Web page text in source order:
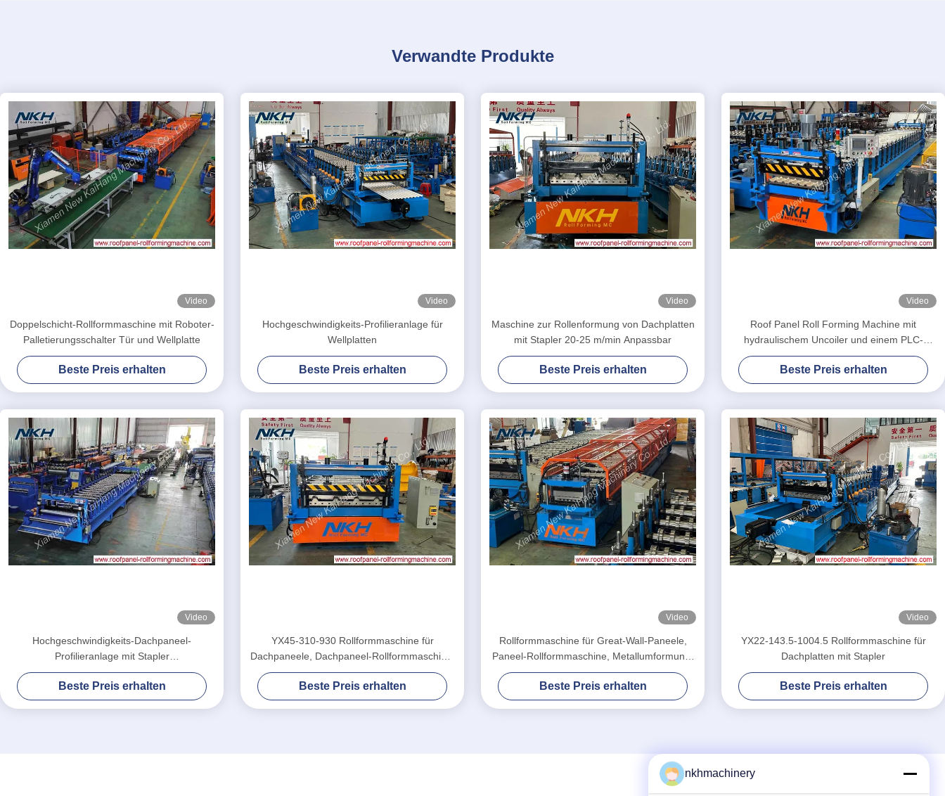
Verwandte Produkte
Video
Doppelschicht-Rollformmaschine mit Roboter-
Palletierungsschalter Tür und Wellplatte
Beste Preis erhalten
Video
Hochgeschwindigkeits-Profilieranlage für
Wellplatten
Beste Preis erhalten
Video
Maschine zur Rollenformung von Dachplatten
mit Stapler 20-25 m/min Anpassbar
Beste Preis erhalten
Video
Roof Panel Roll Forming Machine mit
hydraulischem Uncoiler und einem PLC-
Steuerungssystem für die Herstellung von
Dachplatten
Beste Preis erhalten
Video
Hochgeschwindigkeits-Dachpaneel-
Profilieranlage mit Stapler
Dachherstellungsmaschine
Beste Preis erhalten
YX45-310-930 Rollformmaschine für
Dachpaneele, Dachpaneel-Rollformmaschine,
Metallumformung, Metalldach
Beste Preis erhalten
Video
Rollformmaschine für Great-Wall-Paneele,
Paneel-Rollformmaschine, Metallumformung,
Metalldach
Beste Preis erhalten
Video
YX22-143.5-1004.5 Rollformmaschine für
Dachplatten mit Stapler
Beste Preis erhalten
nkhmachinery